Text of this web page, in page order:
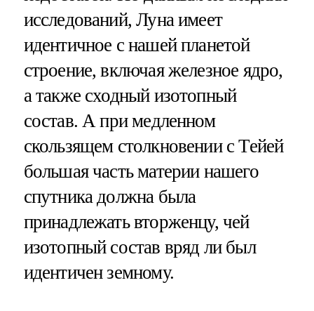
исследований, Луна имеет
идентичное с нашей планетой
строение, включая железное ядро,
а также сходный изотопный
состав. А при медленном
скользящем столкновении с Тейей
большая часть материи нашего
спутника должна была
принадлежать вторженцу, чей
изотопный состав вряд ли был
идентичен земному.